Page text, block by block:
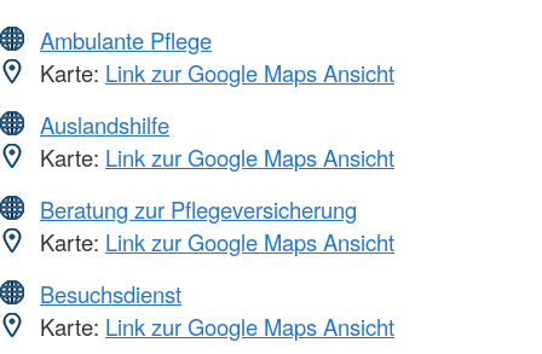
Ambulante Pflege
Karte: Link zur Google Maps Ansicht
Auslandshilfe
Karte: Link zur Google Maps Ansicht
Beratung zur Pflegeversicherung
Karte: Link zur Google Maps Ansicht
Besuchsdienst
Karte: Link zur Google Maps Ansicht